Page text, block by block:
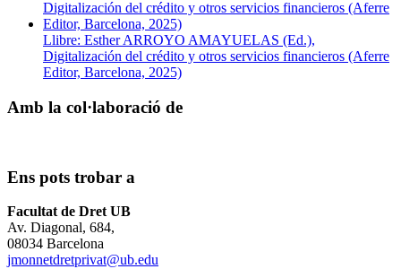
Llibre: Esther ARROYO AMAYUELAS (Ed.),
Digitalización del crédito y otros servicios financieros (Aferre
Editor, Barcelona, 2025)
Amb la col·laboració de
Ens pots trobar a
Facultat de Dret UB
Av. Diagonal, 684,
08034 Barcelona
jmonnetdretprivat@ub.edu